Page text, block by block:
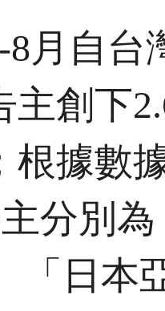
8月自
主創下
根據數
分別
「日本